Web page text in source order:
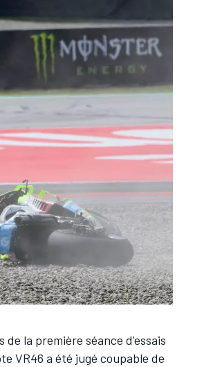
la première séance d'essais
VR46 a été jugé coupable de